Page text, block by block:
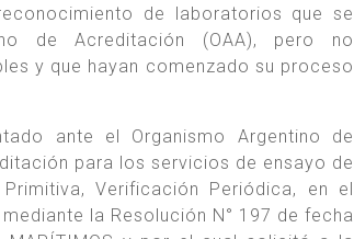
de laboratorios que se
de Acreditación (OAA), pero no
y que hayan comenzado su proceso
ante el Organismo Argentino de
para los servicios de ensayo de
Verificación Periódica, en el
la Resolución N° 197 de fecha